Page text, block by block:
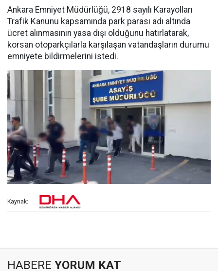
Ankara Emniyet Müdürlüğü, 2918 sayılı Karayolları
Trafik Kanunu kapsamında park parası adı altında
ücret alınmasının yasa dışı olduğunu hatırlatarak,
korsan otoparkçılarla karşılaşan vatandaşların durumu
emniyete bildirmelerini istedi.
Kaynak:
HABERE YORUM KAT